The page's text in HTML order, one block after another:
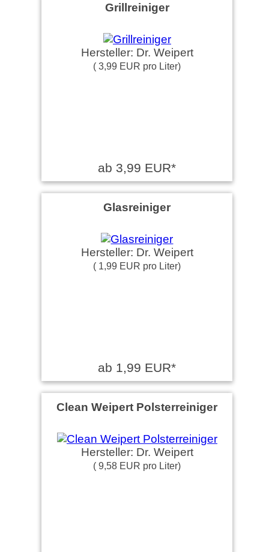
Grillreiniger
Hersteller: Dr. Weipert
( 3,99 EUR pro Liter)
ab 3,99 EUR*
Glasreiniger
Hersteller: Dr. Weipert
( 1,99 EUR pro Liter)
ab 1,99 EUR*
Clean Weipert Polsterreiniger
Hersteller: Dr. Weipert
( 9,58 EUR pro Liter)